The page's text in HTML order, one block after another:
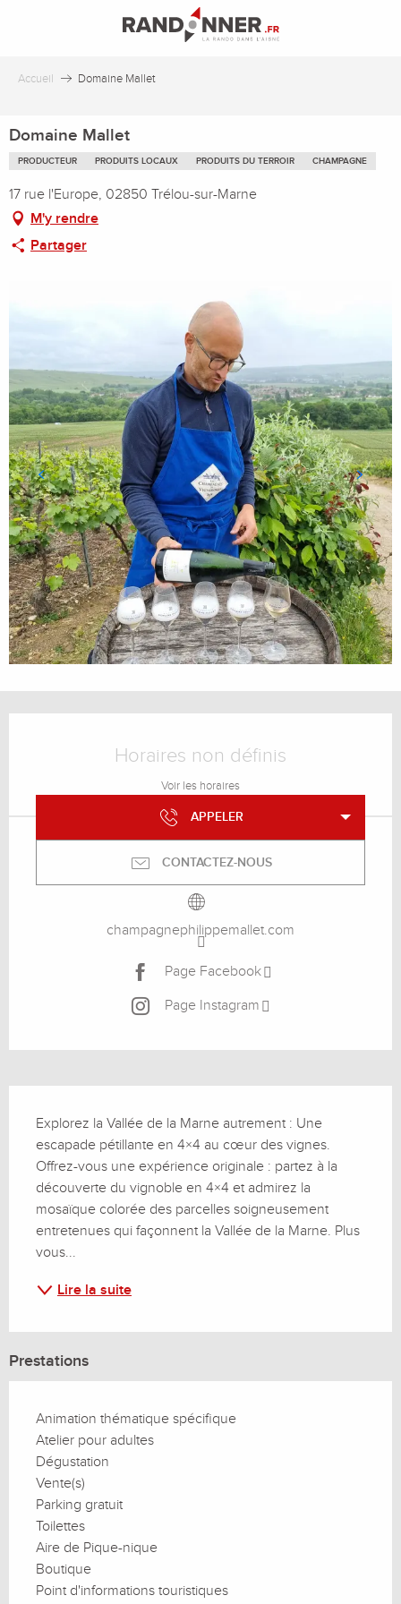
principal
Accueil Domaine Mallet
Domaine Mallet
PRODUCTEUR PRODUITS LOCAUX PRODUITS DU TERROIR CHAMPAGNE
17 rue l'Europe, 02850 Trélou-sur-Marne
M'y rendre
Partager
Horaires non définis
Voir les horaires
APPELER
CONTACTEZ-NOUS
champagnephilippemallet.com
Page Facebook
Page Instagram
Explorez la Vallée de la Marne autrement : Une
escapade pétillante en 4×4 au cœur des vignes.
Offrez-vous une expérience originale : partez à la
découverte du vignoble en 4×4 et admirez la
mosaïque colorée des parcelles soigneusement
entretenues qui façonnent la Vallée de la Marne. Plus
vous...
Lire la suite
Prestations
Animation thématique spécifique
Atelier pour adultes
Dégustation
Vente(s)
Parking gratuit
Toilettes
Aire de Pique-nique
Boutique
Point d'informations touristiques